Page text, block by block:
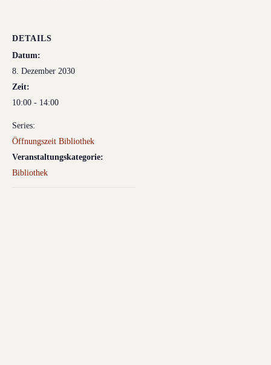
DETAILS
Datum:
8. Dezember 2030
Zeit:
10:00 - 14:00
Series:
Öffnungszeit Bibliothek
Veranstaltungskategorie:
Bibliothek